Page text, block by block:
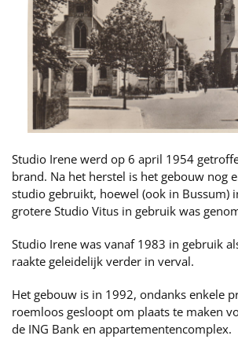
Studio Irene werd op 6 april 1954
brand. Na het herstel is het gebouw nog
studio gebruikt, hoewel (ook in Bussum)
grotere Studio Vitus in gebruik was
Studio Irene was vanaf 1983 in gebruik
raakte geleidelijk verder in verval.
Het gebouw is in 1992, ondanks enkele
roemloos gesloopt om plaats te maken
de ING Bank en appartementencomplex.